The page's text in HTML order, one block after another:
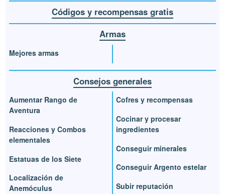
Códigos y recompensas gratis
Armas
Mejores armas
Consejos generales
Aumentar Rango de
Aventura
Reacciones y Combos
elementales
Estatuas de los Siete
Localización de
Anemóculus
Cofres y recompensas
Cocinar y procesar
ingredientes
Conseguir minerales
Conseguir Argento estelar
Subir reputación